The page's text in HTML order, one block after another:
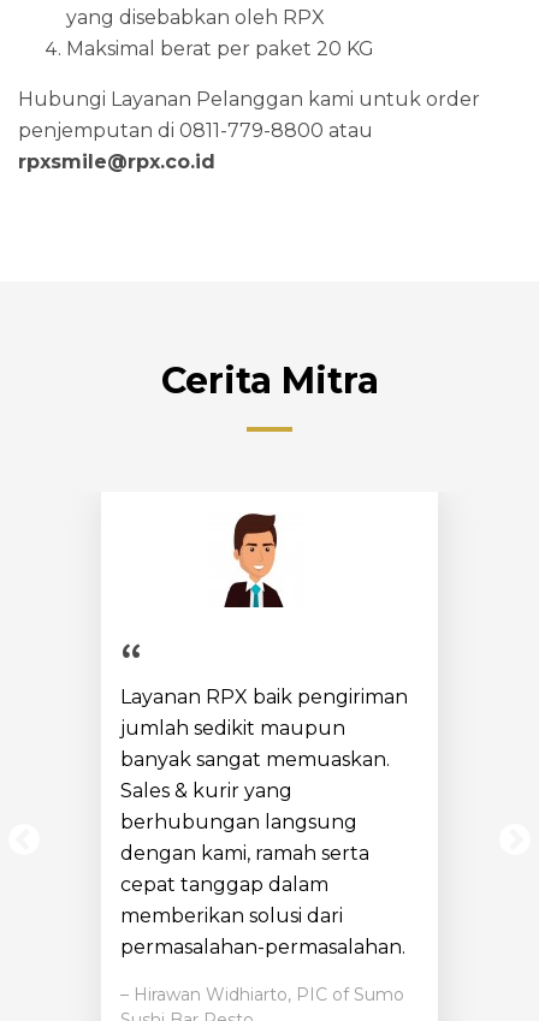
yang disebabkan oleh RPX
Maksimal berat per paket 20 KG
Hubungi Layanan Pelanggan kami untuk order
penjemputan di 0811-779-8800 atau
rpxsmile@rpx.co.id
Cerita Mitra
Layanan RPX baik pengiriman
jumlah sedikit maupun
banyak sangat memuaskan.
Sales & kurir yang
berhubungan langsung
dengan kami, ramah serta
cepat tanggap dalam
memberikan solusi dari
permasalahan-permasalahan.
– Hirawan Widhiarto, PIC of Sumo